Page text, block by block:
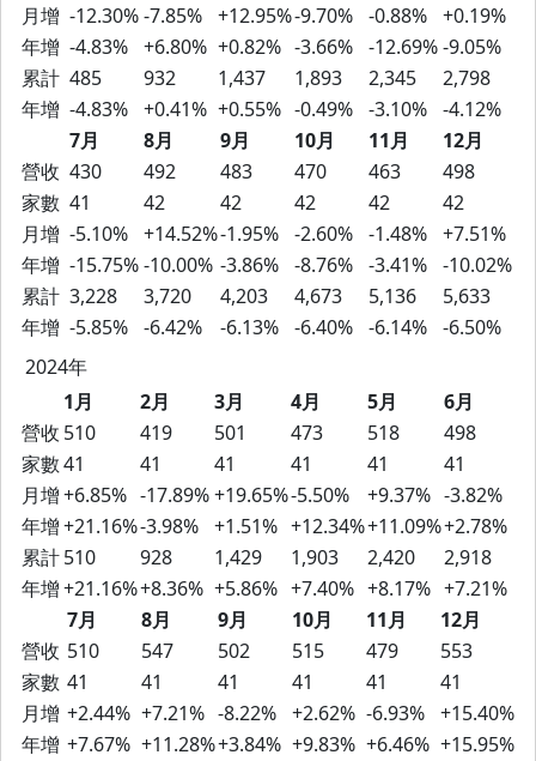
月增 -12.30%-7.85% +12.95%-9.70% -0.88% +0.19%
年增 -4.83% +6.80% +0.82% -3.66% -12.69%-9.05%
累計 485 932 1,437 1,893 2,345
2,798
年增 -4.83% +0.41% +0.55% -0.49% -3.10% -4.12%
7月
8月 9月 10月 11月
12月
營收 430 492 483 470 463
498
家數 41 42 42 42 42
42
月增 -5.10% +14.52%-1.95% -2.60% -1.48% +7.51%
年增 -15.75%-10.00% -3.86% -8.76% -3.41% -10.02%
累計 3,228 3,720 4,203 4,673 5,136
5,633
年增 -5.85% -6.42% -6.13% -6.40% -6.14% -6.50%
2024年
1月
2月 3月 4月 5月
6月
營收 510 419 501 473 518
498
家數41 41 41 41 41
41
月增+6.85% -17.89%+19.65%-5.50% +9.37% -3.82%
年增+21.16%-3.98% +1.51% +12.34%+11.09%+2.78%
累計510 928 1,429 1,903 2,420
2,918
年增+21.16%+8.36% +5.86% +7.40% +8.17% +7.21%
7月
8月 9月 10月 11月
12月
營收 510 547 502 515 479
553
家數 41 41 41 41 41
41
月增 +2.44% +7.21% -8.22% +2.62% -6.93% +15.40%
年增 +7.67% +11.28%+3.84% +9.83% +6.46% +15.95%